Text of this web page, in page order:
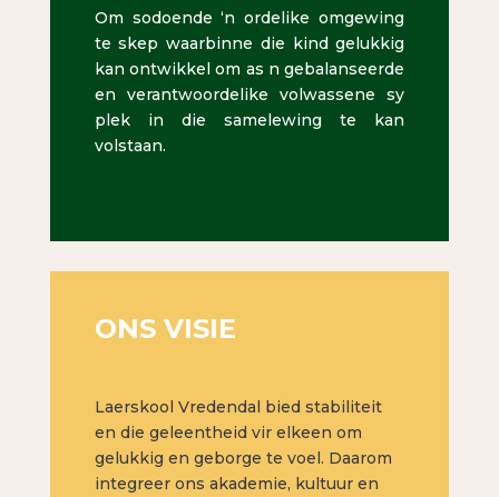
Om sodoende ‘n ordelike omgewing
te skep waarbinne die kind gelukkig
kan ontwikkel om as n gebalanseerde
en verantwoordelike volwassene sy
plek in die samelewing te kan
volstaan.
ONS VISIE
Laerskool Vredendal bied stabiliteit
en die geleentheid vir elkeen om
gelukkig en geborge te voel. Daarom
integreer ons akademie, kultuur en